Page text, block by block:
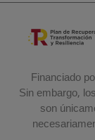
Financiado
Sin embargo,
son